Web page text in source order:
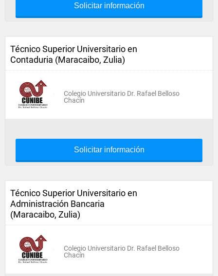
Solicitar información
Técnico Superior Universitario en
Contaduria (Maracaibo, Zulia)
Colegio Universitario Dr. Rafael Belloso
Chacín
Solicitar información
Técnico Superior Universitario en
Administración Bancaria
(Maracaibo, Zulia)
Colegio Universitario Dr. Rafael Belloso
Chacín